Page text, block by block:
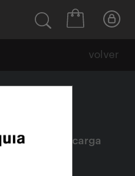
volver
Descarga